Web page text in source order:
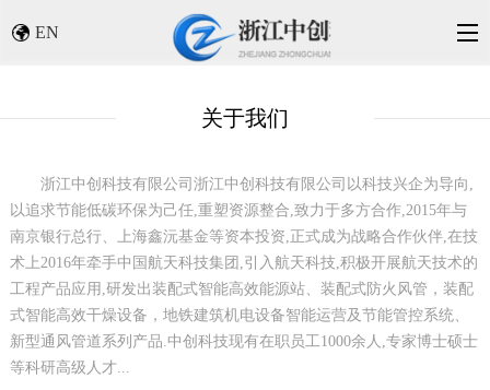
EN
关于我们
浙江中创科技有限公司 浙江中创科技有限公司以科技兴企为导向,
以追求节能低碳环保为己任,重塑资源整合,致力于多方合作,2015年与
南京银行总行、上海鑫沅基金等资本投资,正式成为战略合作伙伴,在技
术上2016年牵手中国航天科技集团,引入航天科技,积极开展航天技术的
工程产品应用,研发出装配式智能高效能源站、装配式防火风管，装配
式智能高效干燥设备，地铁建筑机电设备智能运营及节能管控系统、
新型通风管道系列产品.中创科技现有在职员工1000余人,专家博士硕士
等科研高级人才...